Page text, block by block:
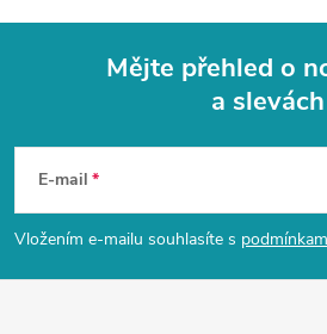
p
a
Mějte přehled o
a slevách
E-mail
Vložením e-mailu souhlasíte s